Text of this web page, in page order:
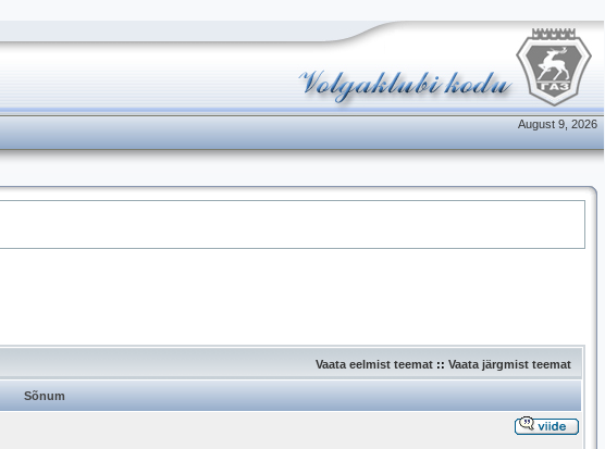
August 9, 2026
Vaata eelmist teemat :: Vaata järgmist teemat
Sõnum